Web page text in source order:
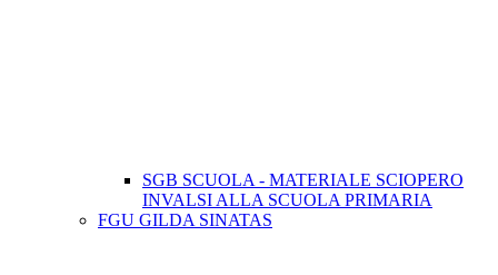
SGB SCUOLA - MATERIALE SCIOPERO
INVALSI ALLA SCUOLA PRIMARIA
FGU GILDA SINATAS